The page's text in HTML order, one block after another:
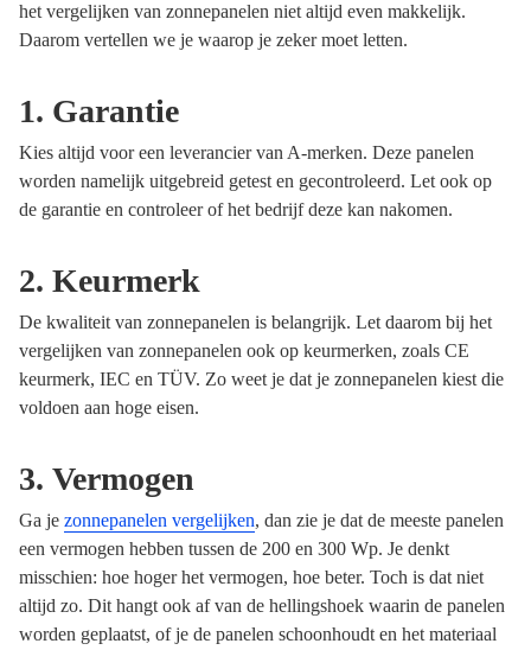
het vergelijken van zonnepanelen niet altijd even makkelijk.
Daarom vertellen we je waarop je zeker moet letten.
1. Garantie
Kies altijd voor een leverancier van A-merken. Deze panelen
worden namelijk uitgebreid getest en gecontroleerd. Let ook op
de garantie en controleer of het bedrijf deze kan nakomen.
2. Keurmerk
De kwaliteit van zonnepanelen is belangrijk. Let daarom bij het
vergelijken van zonnepanelen ook op keurmerken, zoals CE
keurmerk, IEC en TÜV. Zo weet je dat je zonnepanelen kiest die
voldoen aan hoge eisen.
3. Vermogen
Ga je zonnepanelen vergelijken, dan zie je dat de meeste panelen
een vermogen hebben tussen de 200 en 300 Wp. Je denkt
misschien: hoe hoger het vermogen, hoe beter. Toch is dat niet
altijd zo. Dit hangt ook af van de hellingshoek waarin de panelen
worden geplaatst, of je de panelen schoonhoudt en het materiaal